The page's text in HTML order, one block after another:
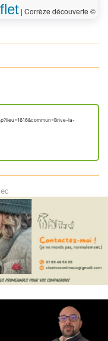
| Corrèze découverte ©
la-